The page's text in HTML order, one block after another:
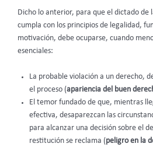
Dicho lo anterior, para que el dictado de
cumpla con los principios de legalidad,
motivación, debe ocuparse, cuando
esenciales:
La probable violación a un derecho,
el proceso (apariencia del buen
El temor fundado de que, mientras
efectiva, desaparezcan las
para alcanzar una decisión sobre el
restitución se reclama (peligro en la